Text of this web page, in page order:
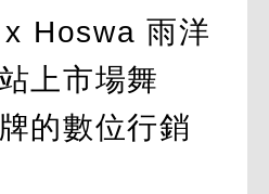
x Hoswa 雨洋
上市場舞
的數位行銷